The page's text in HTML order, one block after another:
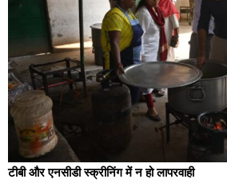
टीबी और एनसीडी स्क्रीनिंग में न हो लापरवाही